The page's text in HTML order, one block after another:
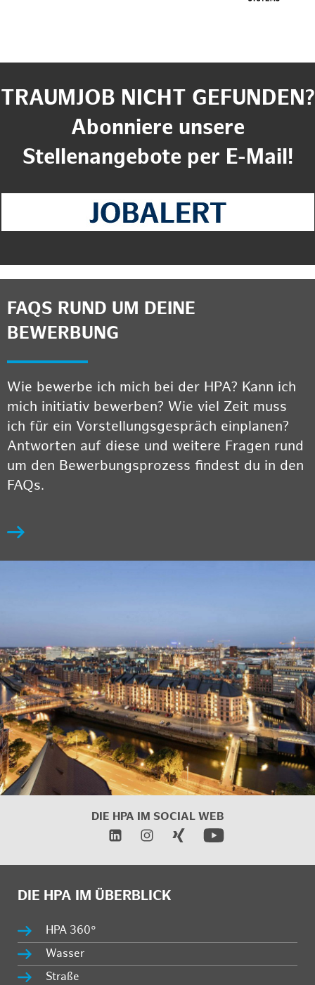
TRAUMJOB NICHT GEFUNDEN?
Abonniere unsere
Stellenangebote per E-Mail!
FAQS RUND UM DEINE
BEWERBUNG
Wie bewerbe ich mich bei der HPA? Kann ich
mich initiativ bewerben? Wie viel Zeit muss
ich für ein Vorstellungsgespräch einplanen?
Antworten auf diese und weitere Fragen rund
um den Bewerbungsprozess findest du in den
FAQs.
DIE HPA IM SOCIAL WEB
DIE HPA IM ÜBERBLICK
HPA 360°
Wasser
Straße